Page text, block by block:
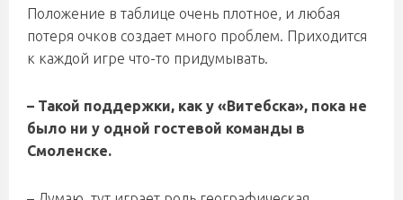
Положение в таблице очень плотное, и любая
потеря очков создает много проблем. Приходится
к каждой игре что-то придумывать.
– Такой поддержки, как у «Витебска», пока не
было ни у одной гостевой команды в
Смоленске.